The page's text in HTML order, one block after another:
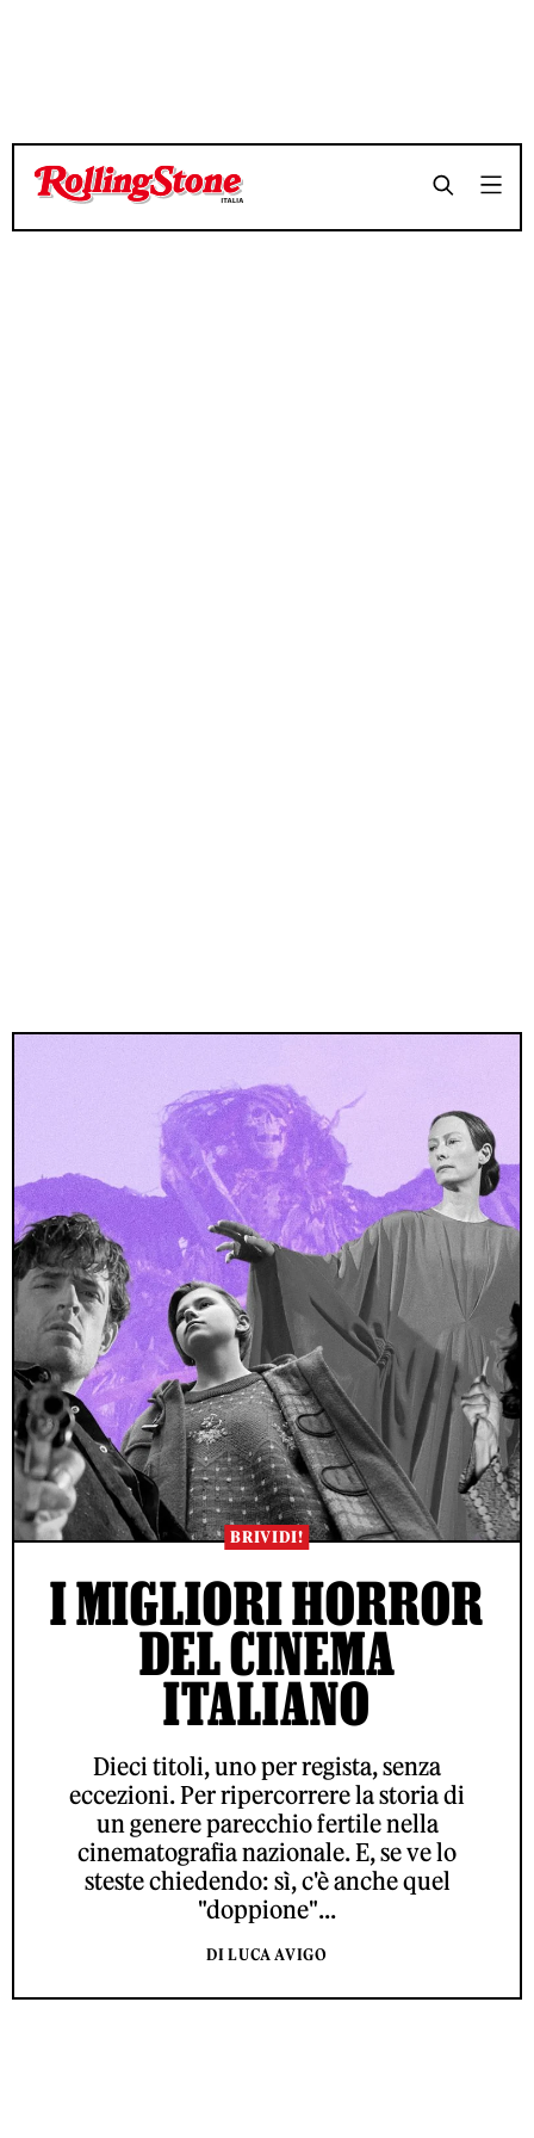
BRIVIDI!
I MIGLIORI HORROR
DEL CINEMA
ITALIANO
Dieci titoli, uno per regista, senza
eccezioni. Per ripercorrere la storia di
un genere parecchio fertile nella
cinematografia nazionale. E, se ve lo
steste chiedendo: sì, c'è anche quel
"doppione"...
DI LUCA AVIGO